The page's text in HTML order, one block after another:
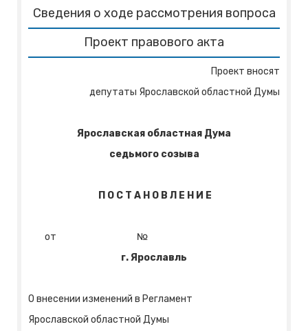
Сведения о ходе рассмотрения вопроса
Проект правового акта
Проект вносят
депутаты Ярославской областной Думы
Ярославская областная Дума
седьмого созыва
П О С Т А Н О В Л Е Н И Е
от №
г. Ярославль
О внесении изменений в Регламент
Ярославской областной Думы